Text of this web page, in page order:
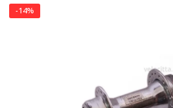
-14%